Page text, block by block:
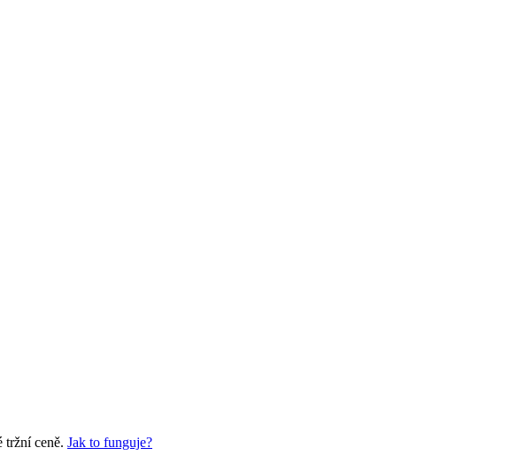
tržní ceně. Jak to funguje?